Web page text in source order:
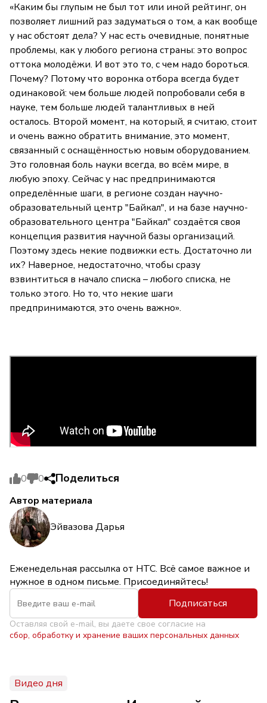
«Каким бы глупым не был тот или иной рейтинг, он
позволяет лишний раз задуматься о том, а как вообще
у нас обстоят дела? У нас есть очевидные, понятные
проблемы, как у любого региона страны: это вопрос
оттока молодёжи. И вот это то, с чем надо бороться.
Почему? Потому что воронка отбора всегда будет
одинаковой: чем больше людей попробовали себя в
науке, тем больше людей талантливых в ней
осталось. Второй момент, на который, я считаю, стоит
и очень важно обратить внимание, это момент,
связанный с оснащённостью новым оборудованием.
Это головная боль науки всегда, во всём мире, в
любую эпоху. Сейчас у нас предпринимаются
определённые шаги, в регионе создан научно-
образовательный центр "Байкал", и на базе научно-
образовательного центра "Байкал" создаётся своя
концепция развития научной базы организаций.
Поэтому здесь некие подвижки есть. Достаточно ли
их? Наверное, недостаточно, чтобы сразу
взвинтиться в начало списка – любого списка, не
только этого. Но то, что некие шаги
предпринимаются, это очень важно».
0 0 Поделиться
Автор материала
Эйвазова Дарья
Еженедельная рассылка от НТС. Всё самое важное и
нужное в одном письме. Присоединяйтесь!
Подписаться
Оставляя свой e-mail, вы даете свое согласие на
сбор, обработку и хранение ваших персональных данных
Видео дня